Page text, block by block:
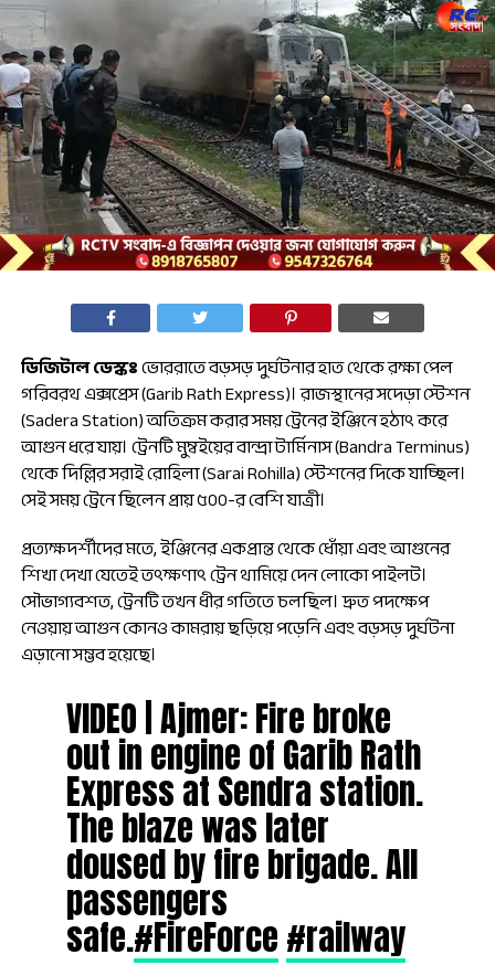
ডিজিটাল ডেস্কঃভোররাতে বড়সড় দুর্ঘটনার হাত থেকে রক্ষা পেল
গরিবরথ এক্সপ্রেস (Garib Rath Express)। রাজস্থানের সদেড়া স্টেশন
(Sadera Station) অতিক্রম করার সময় ট্রেনের ইঞ্জিনে হঠাৎ করে
আগুন ধরে যায়। ট্রেনটি মুম্বইয়ের বান্দ্রা টার্মিনাস (Bandra Terminus)
থেকে দিল্লির সরাই রোহিলা (Sarai Rohilla) স্টেশনের দিকে যাচ্ছিল।
সেই সময় ট্রেনে ছিলেন প্রায় ৫০০-র বেশি যাত্রী।
প্রত্যক্ষদর্শীদের মতে, ইঞ্জিনের একপ্রান্ত থেকে ধোঁয়া এবং আগুনের
শিখা দেখা যেতেই তৎক্ষণাৎ ট্রেন থামিয়ে দেন লোকো পাইলট।
সৌভাগ্যবশত, ট্রেনটি তখন ধীর গতিতে চলছিল। দ্রুত পদক্ষেপ
নেওয়ায় আগুন কোনও কামরায় ছড়িয়ে পড়েনি এবং বড়সড় দুর্ঘটনা
এড়ানো সম্ভব হয়েছে।
VIDEO | Ajmer: Fire broke
out in engine of Garib Rath
Express at Sendra station.
The blaze was later
doused by fire brigade. All
passengers
safe.#FireForce#railway